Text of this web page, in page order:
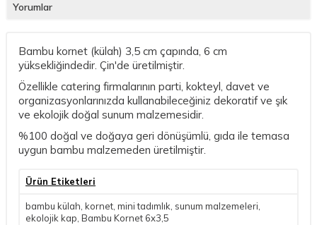
Yorumlar
Bambu kornet (külah) 3,5 cm çapında, 6 cm
yüksekliğindedir. Çin'de üretilmiştir.
Özellikle catering firmalarının parti, kokteyl, davet ve
organizasyonlarınızda kullanabileceğiniz dekoratif ve şık
ve ekolojik doğal sunum malzemesidir.
%100 doğal ve doğaya geri dönüşümlü, gıda ile temasa
uygun bambu malzemeden üretilmiştir.
Ürün Etiketleri
bambu külah, kornet, mini tadımlık, sunum malzemeleri,
ekolojik kap, Bambu Kornet 6x3,5